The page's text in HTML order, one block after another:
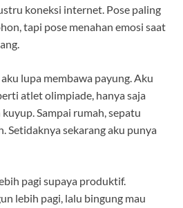
koneksi internet. Pose paling
tapi pose menahan emosi saat
lupa membawa payung. Aku
atlet olimpiade, hanya saja
Sampai rumah, sepatu
Setidaknya sekarang aku punya
pagi supaya produktif.
lebih pagi, lalu bingung mau